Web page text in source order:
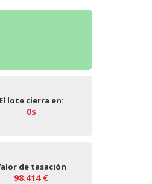
El lote cierra en:
0s
de tasación
98.414 €